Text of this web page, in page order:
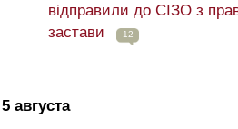
відправили до СІЗО з
застави
12
5 августа